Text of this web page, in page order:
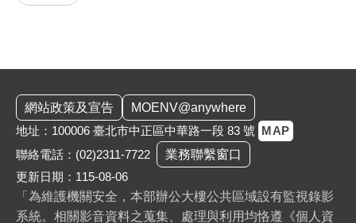
網站政策及宣告
MOENV@anywhere
地址：100006 臺北市中正區中華路一段 83 號 MAP
聯絡電話： (02)2311-7722
業務聯繫窗口
更新日期：115-08-06
「為維護機關安全，本部辦公大樓公共區域設有監視錄影
系統。相關影音資料之蒐集、處理與利用均恪遵《個人資